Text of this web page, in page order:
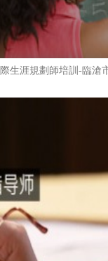
生涯規劃師培訓-臨滄